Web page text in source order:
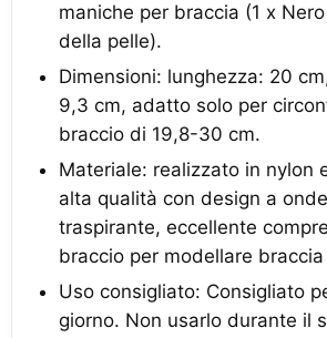
maniche per braccia (1 x
della pelle).
Dimensioni: lunghezza: 20
9,3 cm, adatto solo per
braccio di 19,8-30 cm.
Materiale: realizzato in nylon
alta qualità con design a
traspirante, eccellente
braccio per modellare
Uso consigliato: Consigliato
giorno. Non usarlo durante il